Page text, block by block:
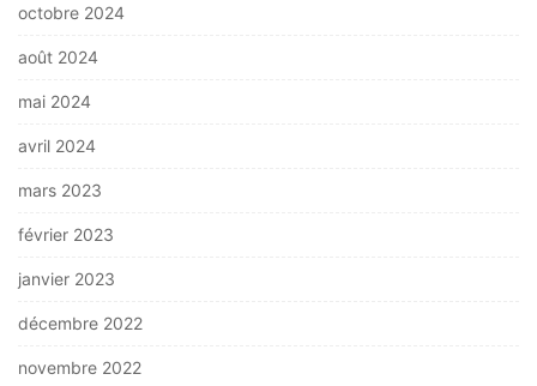
octobre 2024
août 2024
mai 2024
avril 2024
mars 2023
février 2023
janvier 2023
décembre 2022
novembre 2022